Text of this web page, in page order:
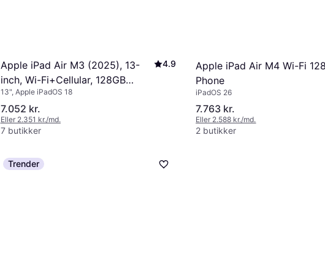
Apple iPad Air M3 (2025), 13-
inch, Wi-Fi+Cellular, 128GB
Starlight
4.9
13", Apple iPadOS 18
7.052 kr.
Eller 2.351 kr./md.
7 butikker
Apple iPad Air M4 Wi-Fi
Phone
iPadOS 26
7.763 kr.
Eller 2.588 kr./md.
2 butikker
Trender